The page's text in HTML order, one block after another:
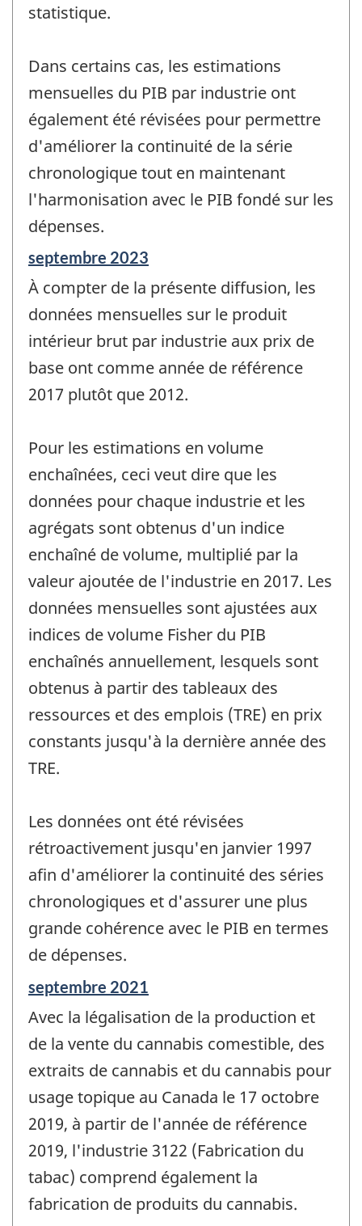
statistique.
Dans certains cas, les estimations
mensuelles du PIB par industrie ont
également été révisées pour permettre
d'améliorer la continuité de la série
chronologique tout en maintenant
l'harmonisation avec le PIB fondé sur les
dépenses.
Période
de
référence
de
-
septembre 2023
À compter de la présente diffusion, les
données mensuelles sur le produit
intérieur brut par industrie aux prix de
base ont comme année de référence
2017 plutôt que 2012.
Pour les estimations en volume
enchaînées, ceci veut dire que les
données pour chaque industrie et les
agrégats sont obtenus d'un indice
enchaîné de volume, multiplié par la
valeur ajoutée de l'industrie en 2017. Les
données mensuelles sont ajustées aux
indices de volume Fisher du PIB
enchaînés annuellement, lesquels sont
obtenus à partir des tableaux des
ressources et des emplois (TRE) en prix
constants jusqu'à la dernière année des
TRE.
Les données ont été révisées
rétroactivement jusqu'en janvier 1997
afin d'améliorer la continuité des séries
chronologiques et d'assurer une plus
grande cohérence avec le PIB en termes
de dépenses.
Période
référence
de
-
septembre 2021
Avec la légalisation de la production et
de la vente du cannabis comestible, des
extraits de cannabis et du cannabis pour
usage topique au Canada le 17 octobre
2019, à partir de l'année de référence
2019, l'industrie 3122 (Fabrication du
tabac) comprend également la
fabrication de produits du cannabis.